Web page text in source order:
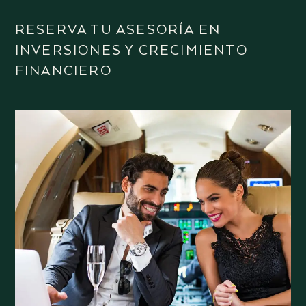
RESERVA TU ASESORÍA EN
INVERSIONES Y CRECIMIENTO
FINANCIERO